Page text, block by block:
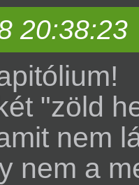
20:38:23
"zöld
nem
nem a